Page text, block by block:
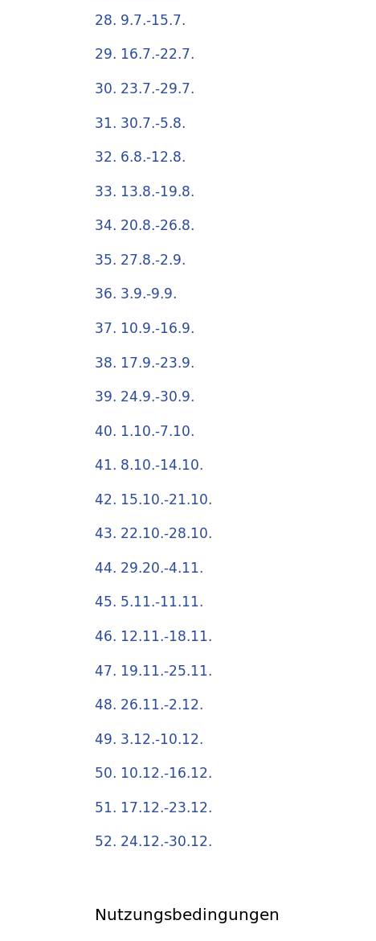
28. 9.7.-15.7.
29. 16.7.-22.7.
30. 23.7.-29.7.
31. 30.7.-5.8.
32. 6.8.-12.8.
33. 13.8.-19.8.
34. 20.8.-26.8.
35. 27.8.-2.9.
36. 3.9.-9.9.
37. 10.9.-16.9.
38. 17.9.-23.9.
39. 24.9.-30.9.
40. 1.10.-7.10.
41. 8.10.-14.10.
42. 15.10.-21.10.
43. 22.10.-28.10.
44. 29.20.-4.11.
45. 5.11.-11.11.
46. 12.11.-18.11.
47. 19.11.-25.11.
48. 26.11.-2.12.
49. 3.12.-10.12.
50. 10.12.-16.12.
51. 17.12.-23.12.
52. 24.12.-30.12.
Nutzungsbedingungen